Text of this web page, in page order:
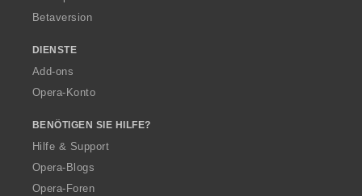
Betaversion
DIENSTE
Add-ons
Opera-Konto
BENÖTIGEN SIE HILFE?
Hilfe & Support
Opera-Blogs
Opera-Foren